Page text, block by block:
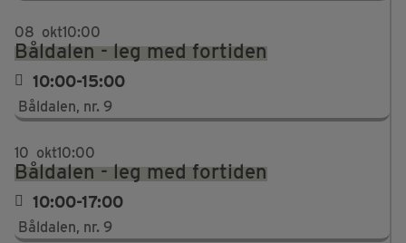
08 okt10:00
Båldalen - leg med fortiden
10:00-15:00
Båldalen, nr. 9
10 okt10:00
Båldalen - leg med fortiden
10:00-17:00
Båldalen, nr. 9